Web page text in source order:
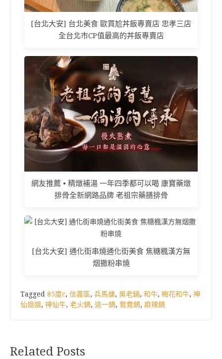
[台北大安] 台北美食 歐買尬丼飯專賣店 忠孝三店
全台北市CP值最高的丼飯專賣店
網友推薦 • 精燉補湯 一年四季都可以喝 康寶藥燉
排骨全新網路品牌 老祖宗藥膳排骨
[台北大安] 通化街串燒通化街美食 焦糖楓漢方無
烟撒粉串燒
Tagged 85度c, 信義區, 兵馬傭, 吳老鍋, 和牛, 梅花和牛, 神
仙姐姐, 神仙牛, 老火鍋, 這一鍋, 鴛鴦鍋, 麻辣鍋
Related Posts